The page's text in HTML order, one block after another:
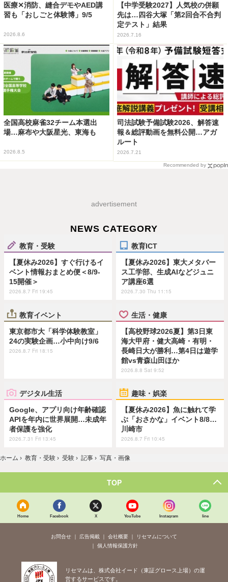
医療✕消防、縫合デモやAED講
習も「おしごと体験博」9/5
2026.8.6
【中学受験2027】人気校の併願
先は…四谷大塚「第2回合不合判
定テスト」結果
2026.7.16
全国高校麻雀32チーム本選出
場…麻布や大阪星光、東海も
2026.8.5
司法試験予備試験2026、解答速
報＆総評動画を無料公開…アガ
ルート
2026.7.21
Recommended by
advertisement
NEWS CATEGORY
教育・受験
【夏休み2026】すぐ行けるイ
ベント情報おまとめ便＜8/9-
15開催＞
2026.8.7 Fri 19:45
教育ICT
【夏休み2026】東大メタバー
ス工学部、生成AIなどジュニ
ア講座6選
2026.7.30 Thu 11:15
教育イベント
東京都市大「科学体験教室」
24の実験企画…小中向け9/6
2026.8.7 Fri 18:15
生活・健康
【高校野球2026夏】第3日東
海大甲府・健大高崎・有明・
長崎日大が勝利…第4日は遊学
館vs青森山田ほか
2026.8.8 Sat 9:52
デジタル生活
Google、アプリ向け年齢確認
APIを年内に世界展開…未成年
者保護を強化
2026.7.31 Fri 13:45
趣味・娯楽
【夏休み2026】魚に触れて学
ぶ「おさかな」イベント8/8…
川崎市
2026.8.7 Fri 10:45
ホーム › 教育・受験 › 受験 › 記事 › 写真・画像
TOP
Home Facebook X YouTube Instagram line
お問合せ 広告掲載 会社概要
リセマムについて
個人情報保護方針
リセマムは、株式会社イード（東証グロース上場）の運
営するサービスです。